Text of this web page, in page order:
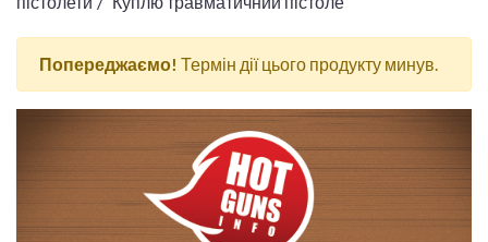
Попереджаємо! Термін дії цього продукту минув.